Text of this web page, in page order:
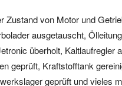
Zustand von Motor und
ausgetauscht,
überholt, Kaltlaufregler
geprüft, Kraftstofftank
geprüft und vieles